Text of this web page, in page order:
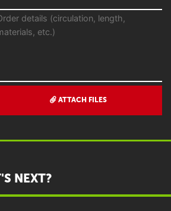
ATTACH FILES
NEXT?